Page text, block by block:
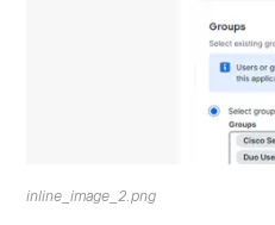
inline_image_2.png